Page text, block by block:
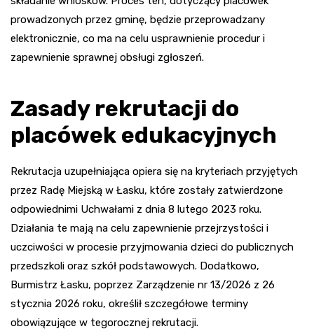
prowadzonych przez gminę, będzie przeprowadzany
elektronicznie, co ma na celu usprawnienie procedur i
zapewnienie sprawnej obsługi zgłoszeń.
Zasady rekrutacji do
placówek edukacyjnych
Rekrutacja uzupełniająca opiera się na kryteriach przyjętych
przez Radę Miejską w Łasku, które zostały zatwierdzone
odpowiednimi Uchwałami z dnia 8 lutego 2023 roku.
Działania te mają na celu zapewnienie przejrzystości i
uczciwości w procesie przyjmowania dzieci do publicznych
przedszkoli oraz szkół podstawowych. Dodatkowo,
Burmistrz Łasku, poprzez Zarządzenie nr 13/2026 z 26
stycznia 2026 roku, określił szczegółowe terminy
obowiązujące w tegorocznej rekrutacji.